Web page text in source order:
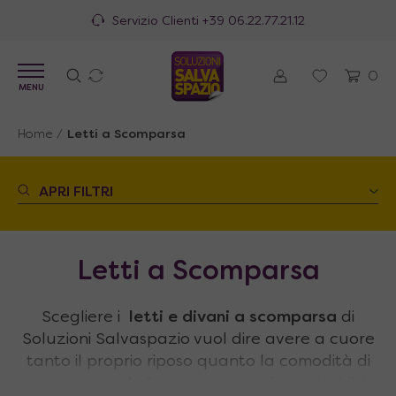
100% Made in Italy
0
MENU
Home / Letti a Scomparsa
APRI FILTRI
Letti a Scomparsa
Scegliere i letti e divani a scomparsa di
Soluzioni Salvaspazio vuol dire avere a cuore
tanto il proprio riposo quanto la comodità di